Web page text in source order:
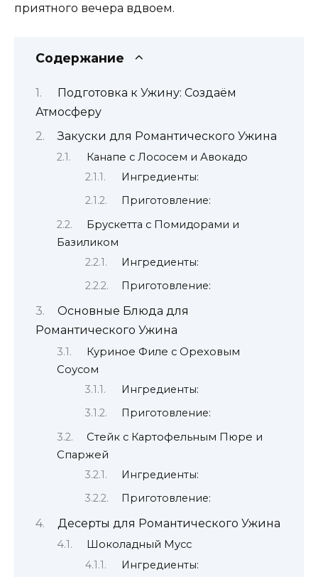
приятного вечера вдвоем.
Содержание
Подготовка к Ужину: Создаём
Атмосферу
Закуски для Романтического Ужина
Канапе с Лососем и Авокадо
Ингредиенты:
Приготовление:
Брускетта с Помидорами и
Базиликом
Ингредиенты:
Приготовление:
Основные Блюда для
Романтического Ужина
Куриное Филе с Ореховым
Соусом
Ингредиенты:
Приготовление:
Стейк с Картофельным Пюре и
Спаржей
Ингредиенты:
Приготовление:
Десерты для Романтического Ужина
Шоколадный Мусс
Ингредиенты: